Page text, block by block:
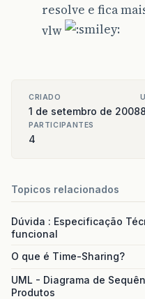
resolve e fica
vlw
CRIADO
1 de setembro de 2008
PARTICIPANTES
4
Topicos relacionados
Dúvida : Especificação
funcional
O que é Time-Sharing?
UML - Diagrama de
Produtos